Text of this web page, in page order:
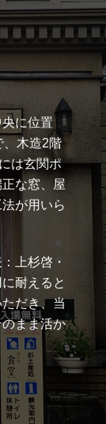
に位置
、木造2階
は玄関ポ
な窓、屋
が用いら
上杉啓・
耐えると
だき、当
まま活か